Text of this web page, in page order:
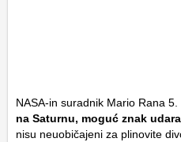
NASA-in suradnik Mario Rana
na Saturnu, moguć znak
nisu neuobičajeni za plinovite